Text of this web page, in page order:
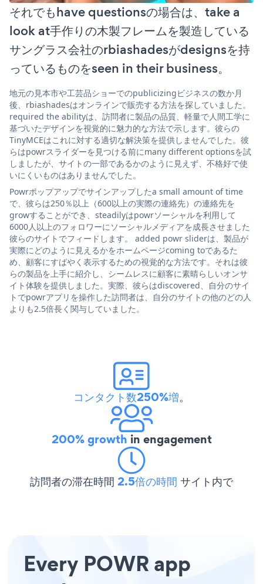
それでもhave questionsの場合は、take a
look at手作りの木製フレームを製造している
サングラス会社のrbiashadesがdesignsを持
っているものをseen in their business。
地元の見本市や工芸品ショーでのpublicizingビジネスの数か月
後、rbiashadesはオンラインで販売する方法を探していました。
required the abilityは、訪問者に製品の品質、軽量で人間工学に
基づいたデザインを視覚的に魅力的な方法で示します。彼らの
TinyMCEはこれに対する適切な解決策を提供しませんでした。彼
らはpowrスライダーを見つける前にmany different optionsを試
しましたが、サイトの一部であるかのように見えず、不格好で使
いにくいものはありませんでした。
Powrポップアップでサインアップしたa small amount of time
で、彼らは250％以上（600以上の実際の連絡先）の連絡先を
growすることができ、steadilyはpowrソーシャルを利用して
6000人以上のフォロワーにソーシャルメディアを成長させました
彼らのサイトでフィードします。 added powr sliderは、製品が
実際にどのように見えるかをホームページcoming toであるた
め、顧客にすばやく表示するための視覚的な方法です。それは彼
らの製品を上手に紹介し、シームレスに顧客に素晴らしいオンサ
イト体験を提供しました。実際、彼らはdiscovered、自分のサイ
トでpowrアプリを操作した訪問者は、自分のサイトの他のどの人
よりも2.5倍長く関与していました。
コンタクト数250%増。
200% growth in engagement
訪問者の滞在時間 2.5倍の時間 サイト内で
Every POWR app